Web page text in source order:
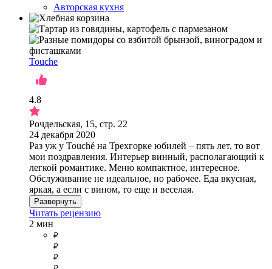
Авторская кухня
Touche
4.8
Рочдельская, 15, стр. 22
24 декабря 2020
Раз уж у Touché на Трехгорке юбилей – пять лет, то вот
мои поздравления. Интерьер винный, располагающий к
легкой романтике. Меню компактное, интересное.
Обслуживание не идеальное, но рабочее. Еда вкусная,
яркая, а если с вином, то еще и веселая.
Развернуть
Читать рецензию
2 мин